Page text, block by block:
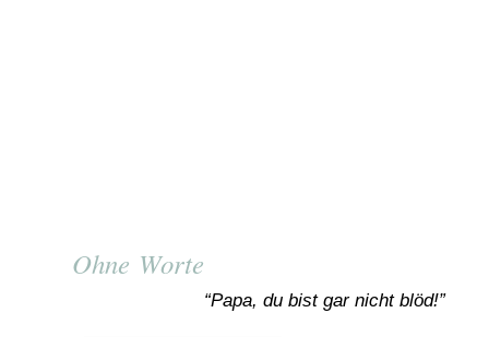
Ohne Worte
“Papa, du bist gar nicht blöd!”